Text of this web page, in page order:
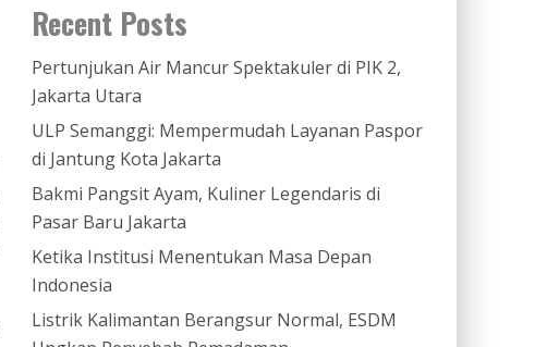
Recent Posts
Pertunjukan Air Mancur Spektakuler di PIK 2,
Jakarta Utara
ULP Semanggi: Mempermudah Layanan Paspor
di Jantung Kota Jakarta
Bakmi Pangsit Ayam, Kuliner Legendaris di
Pasar Baru Jakarta
Ketika Institusi Menentukan Masa Depan
Indonesia
Listrik Kalimantan Berangsur Normal, ESDM